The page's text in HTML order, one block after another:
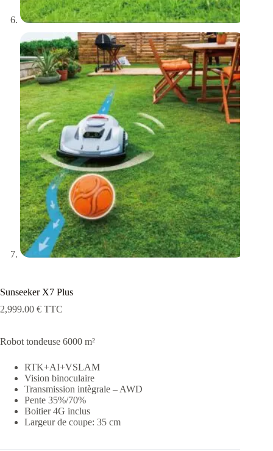
Sunseeker X7 Plus
2,999.00 € TTC
Robot tondeuse 6000 m²
RTK+AI+VSLAM
Vision binoculaire
Transmission intègrale – AWD
Pente 35%/70%
Boitier 4G inclus
Largeur de coupe: 35 cm